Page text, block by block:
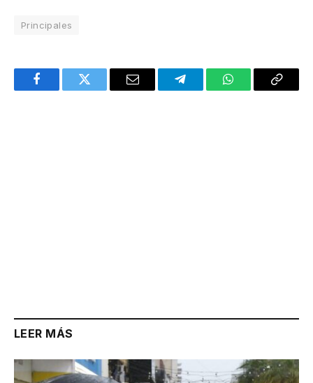
Principales
FacebookTwitter Email TelegramWhatsAppCopy
LEER MÁS